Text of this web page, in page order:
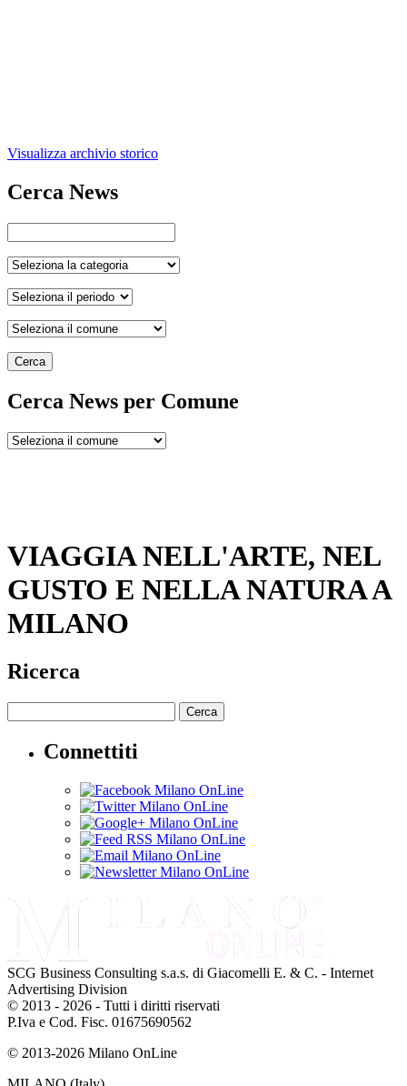
Visualizza archivio storico
Cerca News
Cerca
Cerca News per Comune
VIAGGIA NELL'ARTE, NEL
GUSTO E NELLA NATURA A
MILANO
Ricerca
Cerca
Connettiti
SCG Business Consulting s.a.s. di Giacomelli E. & C. - Internet
Advertising Division
© 2013 - 2026 - Tutti i diritti riservati
P.Iva e Cod. Fisc. 01675690562
© 2013-2026 Milano OnLine